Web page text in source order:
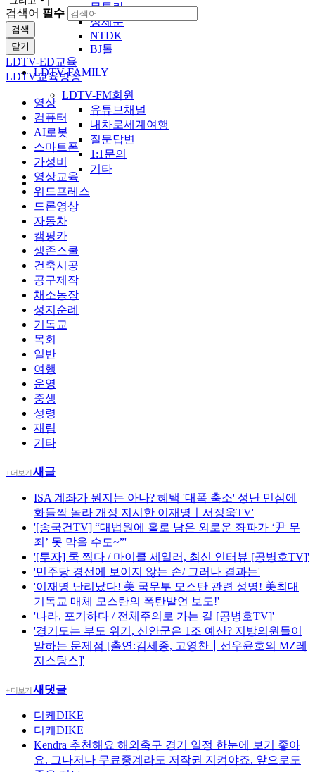
문틀란
성제준
NTDK
BJ톨
LDTV-FAMILY
LDTV-FM회원
유튜브채널
내차로세계여행
질문답변
1:1문의
기타
검색어 필수
검색
닫기
LDTV-ED교육
LDTV교육방송
영상
컴퓨터
AI로봇
스마트폰
가성비
영상교육
워드프레스
드론영상
자동차
캠핑카
생존스쿨
건축시공
공구제작
채소농장
성지순례
기독교
목회
일반
여행
운영
중생
성령
재림
기타
+ 더보기 새글
ISA 계좌가 뭔지는 아나? 혜택 '대폭 축소' 성난 민심에
화들짝 놀라 개정 지시한 이재명ㅣ서정욱TV'
'[송국건TV] “대법원에 홀로 남은 외로운 좌파가 ‘尹 무
죄’ 못 막을 수도~”'
'[투자] 쿡 찍다 / 마이클 세일러, 최신 인터뷰 [공병호TV]'
'민주당 경선에 보이지 않는 손/ 그러나 결과는'
'이재명 난리났다! 美 국무부 모스탄 관련 성명! 美최대
기독교 매체 모스탄의 폭탄발언 보도!'
'나라, 포기하다 / 전체주의로 가는 길 [공병호TV]'
'경기도는 부도 위기, 신안군은 1조 예산? 지방의원들이
말하는 문제점 [출연:김세종, 고영찬┃선우윤호의 MZ레
지스탕스]'
+ 더보기 새댓글
디케DIKE
디케DIKE
Kendra 추천해요 해외축구 경기 일정 한눈에 보기 좋아
요. 그나저나 무료중계라도 저작권 지켜야죠. 앞으로도